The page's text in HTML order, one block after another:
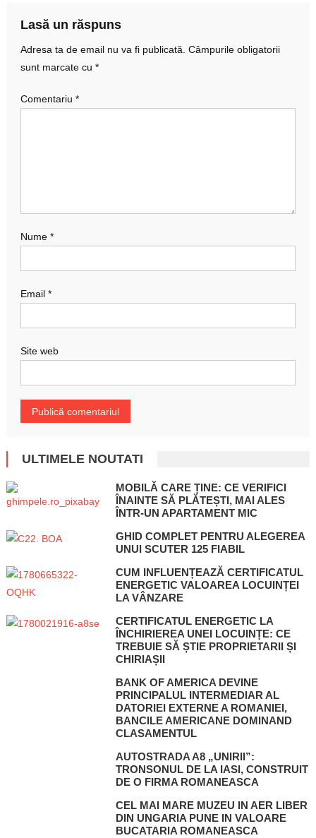
Lasă un răspuns
Adresa ta de email nu va fi publicată. Câmpurile obligatorii
sunt marcate cu *
Comentariu *
Nume *
Email *
Site web
ULTIMELE NOUTATI
MOBILĂ CARE ȚINE: CE VERIFICI
ÎNAINTE SĂ PLĂTEȘTI, MAI ALES
ÎNTR-UN APARTAMENT MIC
GHID COMPLET PENTRU ALEGEREA
UNUI SCUTER 125 FIABIL
CUM INFLUENȚEAZĂ CERTIFICATUL
ENERGETIC VALOAREA LOCUINȚEI
LA VÂNZARE
CERTIFICATUL ENERGETIC LA
ÎNCHIRIEREA UNEI LOCUINȚE: CE
TREBUIE SĂ ȘTIE PROPRIETARII ȘI
CHIRIAȘII
BANK OF AMERICA DEVINE
PRINCIPALUL INTERMEDIAR AL
DATORIEI EXTERNE A ROMANIEI,
BANCILE AMERICANE DOMINAND
CLASAMENTUL
AUTOSTRADA A8 „UNIRII”:
TRONSONUL DE LA IASI, CONSTRUIT
DE O FIRMA ROMANEASCA
CEL MAI MARE MUZEU IN AER LIBER
DIN UNGARIA PUNE IN VALOARE
BUCATARIA ROMANEASCA